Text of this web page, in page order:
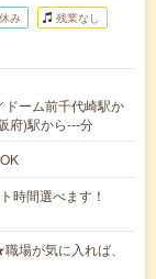
み 残業なし
ドーム前千代崎駅か
府)駅から---分
時間選べます！
が気に入れば、